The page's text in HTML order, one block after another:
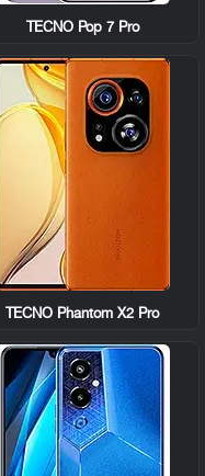
TECNO Pop 7 Pro
TECNO Phantom X2 Pro